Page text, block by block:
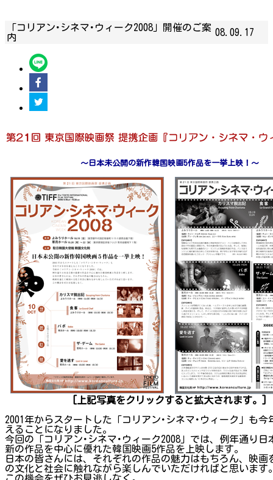
「コリアン･シネマ･ウィーク2008」開催のご案
内
08.09.17
～日本未公開の新作韓国映画5作品を一挙上映！～
[上記写真をクリックすると拡大されます。]
2001年からスタートした「コリアン･シネマ･ウィーク」も今
えることになりました。
今回の「コリアン･シネマ･ウィーク2008」では、例年通り日
新の作品を中心に優れた韓国映画5作品を上映します。
日本の皆さんには、それぞれの作品の魅力はもちろん、映画
の文化と社会に触れながら楽しんでいただければと思います